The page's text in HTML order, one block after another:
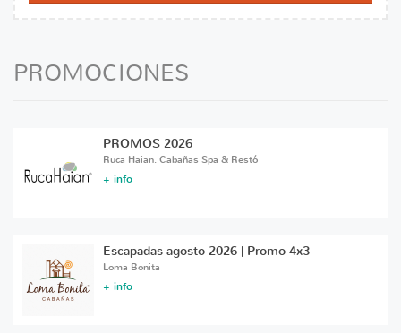
PROMOCIONES
PROMOS 2026
Ruca Haian. Cabañas Spa & Restó
+ info
Escapadas agosto 2026 | Promo 4x3
Loma Bonita
+ info